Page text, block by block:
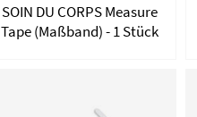
SOIN DU CORPS Measure
Tape (Maßband) - 1 Stück